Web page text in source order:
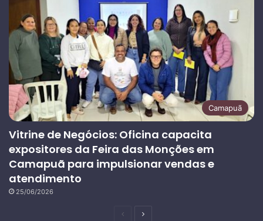
Camapuã
Vitrine de Negócios: Oficina capacita
expositores da Feira das Monções em
Camapuã para impulsionar vendas e
atendimento
25/06/2026
PáginaPróxima